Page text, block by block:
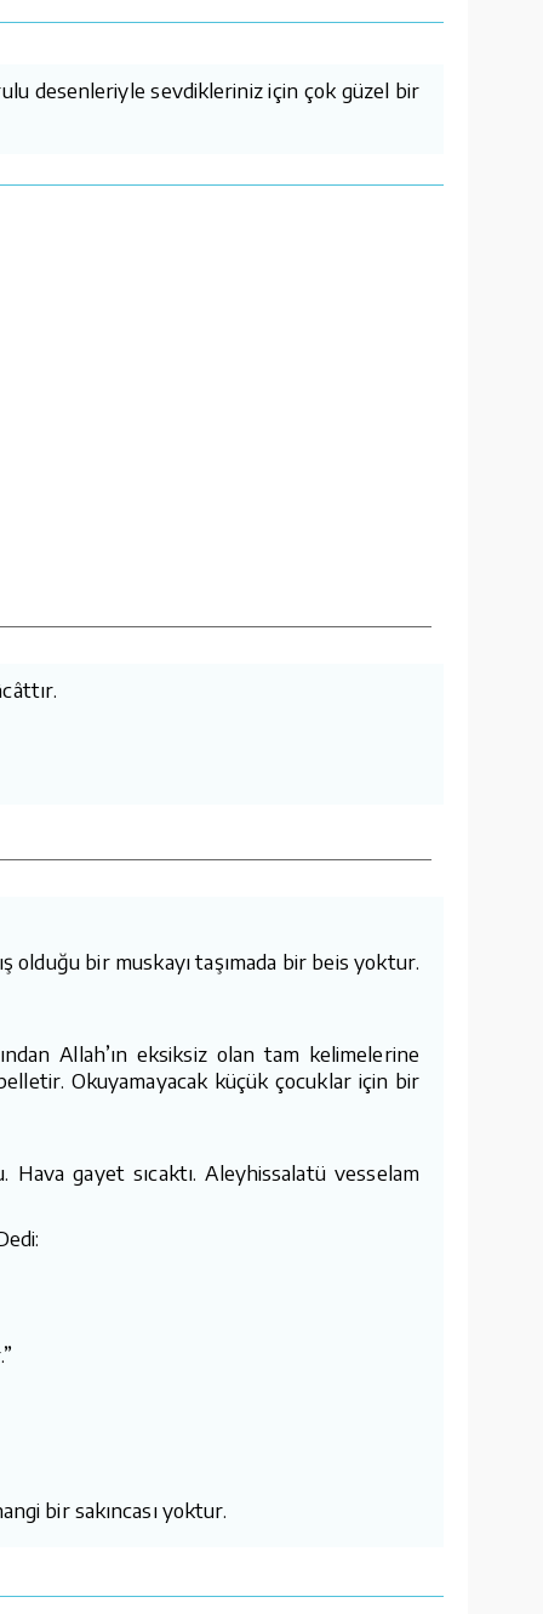
desenleriyle sevdikleriniz için çok güzel bir
olduğu bir muskayı taşımada bir beis yoktur.
Allah’ın eksiksiz olan tam kelimelerine
Okuyamayacak küçük çocuklar için bir
Hava gayet sıcaktı. Aleyhissalatü vesselam
bir sakıncası yoktur.